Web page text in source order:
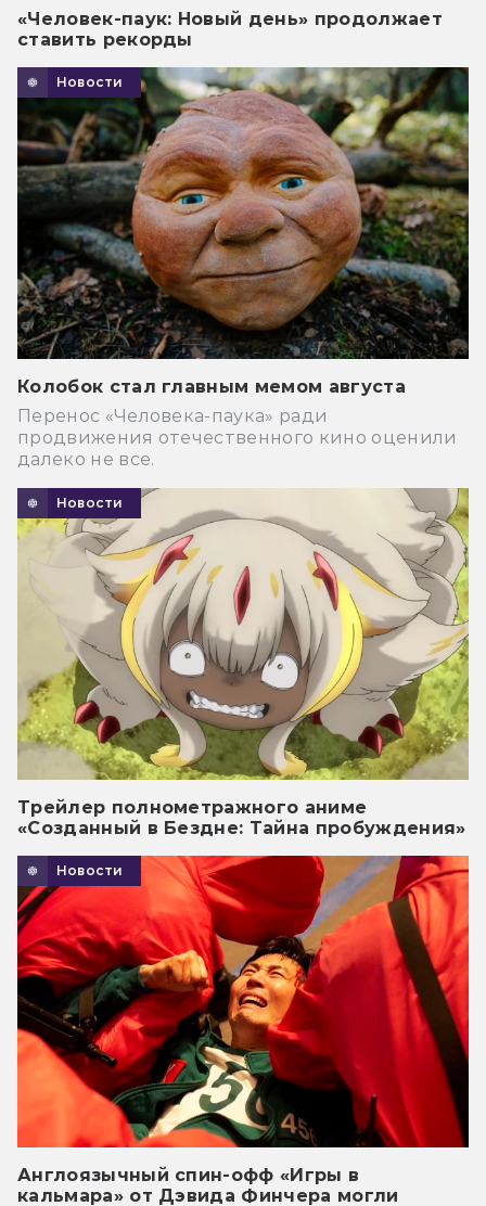
«Человек-паук: Новый день» продолжает
ставить рекорды
Новости
Колобок стал главным мемом августа
Перенос «Человека-паука» ради
продвижения отечественного кино оценили
далеко не все.
Новости
Трейлер полнометражного аниме
«Созданный в Бездне: Тайна пробуждения»
Новости
Англоязычный спин-офф «Игры в
кальмара» от Дэвида Финчера могли